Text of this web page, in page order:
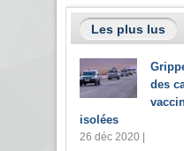
Les plus lus
des
isolées
26 déc 2020 |